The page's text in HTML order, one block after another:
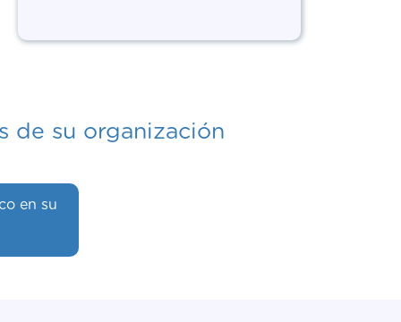
de su organización
en su